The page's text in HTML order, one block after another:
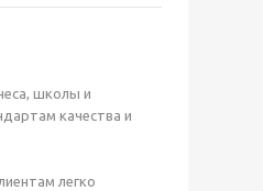
школы и
качества и
легко